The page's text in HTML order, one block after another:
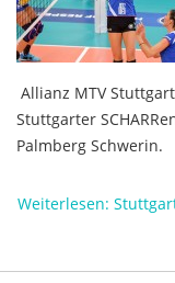
Allianz MTV
Stuttgarter
Palmberg Schwerin.
Weiterlesen: